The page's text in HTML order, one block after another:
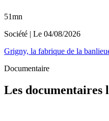
51mn
Société | Le 04/08/2026
Grigny, la fabrique de la
Documentaire
Les documentaires